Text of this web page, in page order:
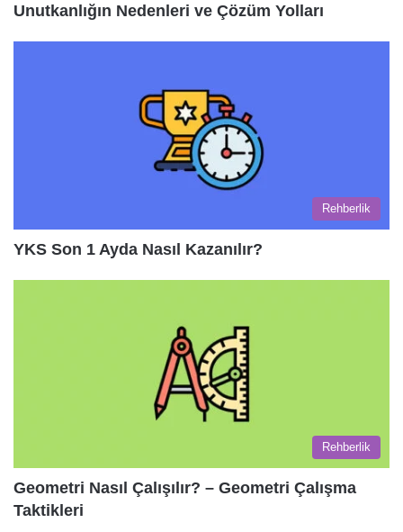
Unutkanlığın Nedenleri ve Çözüm Yolları
Rehberlik
YKS Son 1 Ayda Nasıl Kazanılır?
Rehberlik
Geometri Nasıl Çalışılır? – Geometri Çalışma
Taktikleri